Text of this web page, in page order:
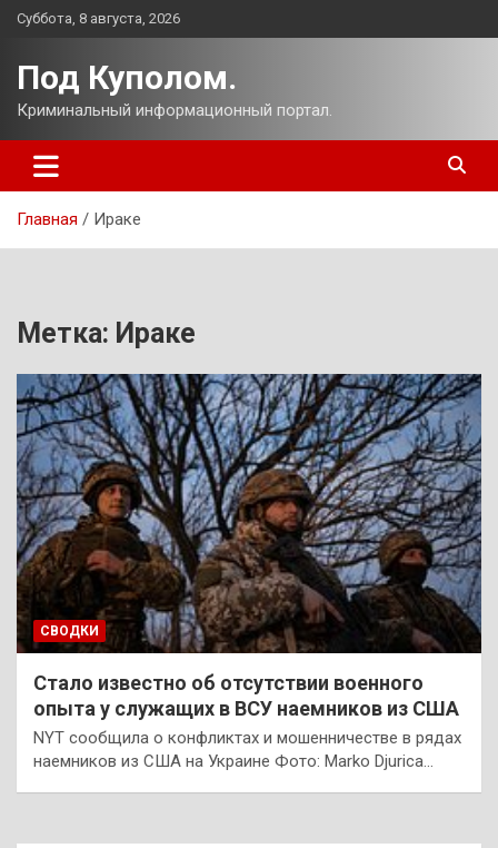
Перейти
Суббота, 8 августа, 2026
Под Куполом.
Криминальный информационный портал.
Главная Ираке
Метка: Ираке
СВОДКИ
Стало известно об отсутствии военного
опыта у служащих в ВСУ наемников из США
NYT сообщила о конфликтах и мошенничестве в рядах
наемников из США на Украине Фото: Marko Djurica…